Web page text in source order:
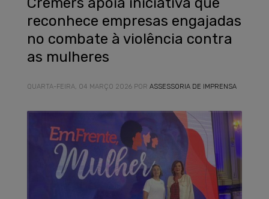
reconhece empresas engajadas
no combate à violência contra
as mulheres
QUARTA-FEIRA, 04 MARÇO 2026 POR ASSESSORIA DE IMPRENSA